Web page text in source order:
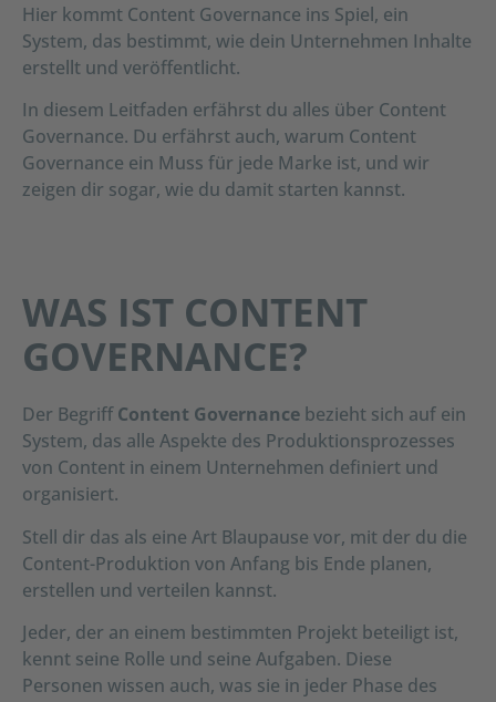
Hier kommt Content Governance ins Spiel, ein
System, das bestimmt, wie dein Unternehmen Inhalte
erstellt und veröffentlicht.
In diesem Leitfaden erfährst du alles über Content
Governance. Du erfährst auch, warum Content
Governance ein Muss für jede Marke ist, und wir
zeigen dir sogar, wie du damit starten kannst.
WAS IST CONTENT
GOVERNANCE?
Der BegriffContent Governance bezieht sich auf ein
System, das alle Aspekte des Produktionsprozesses
von Content in einem Unternehmen definiert und
organisiert.
Stell dir das als eine Art Blaupause vor, mit der du die
Content-Produktion von Anfang bis Ende planen,
erstellen und verteilen kannst.
Jeder, der an einem bestimmten Projekt beteiligt ist,
kennt seine Rolle und seine Aufgaben. Diese
Personen wissen auch, was sie in jeder Phase des